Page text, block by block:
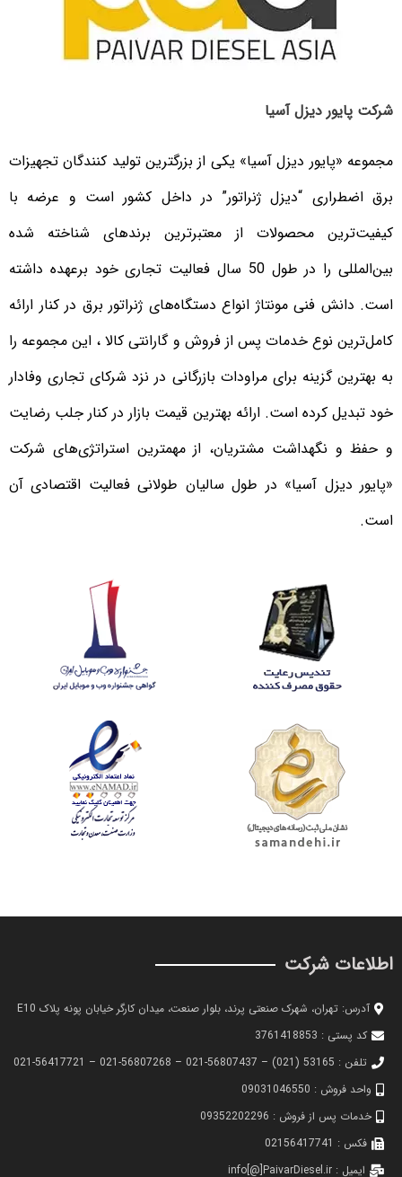
شرکت پایور دیزل آسیا
مجموعه «پایور دیزل آسیا» یکی از بزرگترین تولید کنندگان تجهیزات
برق اضطراری “دیزل ژنراتور” در داخل کشور است و عرضه با
کیفیت‌ترین محصولات از معتبرترین برندهای شناخته شده
بین‌المللی را در طول 50 سال فعالیت تجاری خود برعهده داشته
است. دانش فنی مونتاژ انواع دستگاه‌های ژنراتور برق در کنار ارائه
کامل‌ترین نوع خدمات پس از فروش و گارانتی کالا ، این مجموعه را
به بهترین گزینه برای مراودات بازرگانی در نزد شرکای تجاری وفادار
خود تبدیل کرده است. ارائه بهترین قیمت بازار در کنار جلب رضایت
و حفظ و نگهداشت مشتریان، از مهمترین استراتژی‌های شرکت
«پایور دیزل آسیا» در طول سالیان طولانی فعالیت اقتصادی آن
است.
اطلاعات شرکت
آدرس: تهران، شهرک صنعتی پرند، بلوار صنعت، میدان کارگر خیابان پونه پلاک E10
کد پستی : 3761418853
تلفن : 53165 (021) – 56807437-021 – 56807268-021 – 56417721-021
واحد فروش : 09031046550
خدمات پس از فروش : 09352202296
فکس : 02156417741
ایمیل : info[@]PaivarDiesel.ir